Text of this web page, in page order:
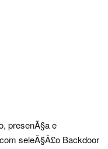
presenÃ§a e
seleÃ§Ã£o Backdoor